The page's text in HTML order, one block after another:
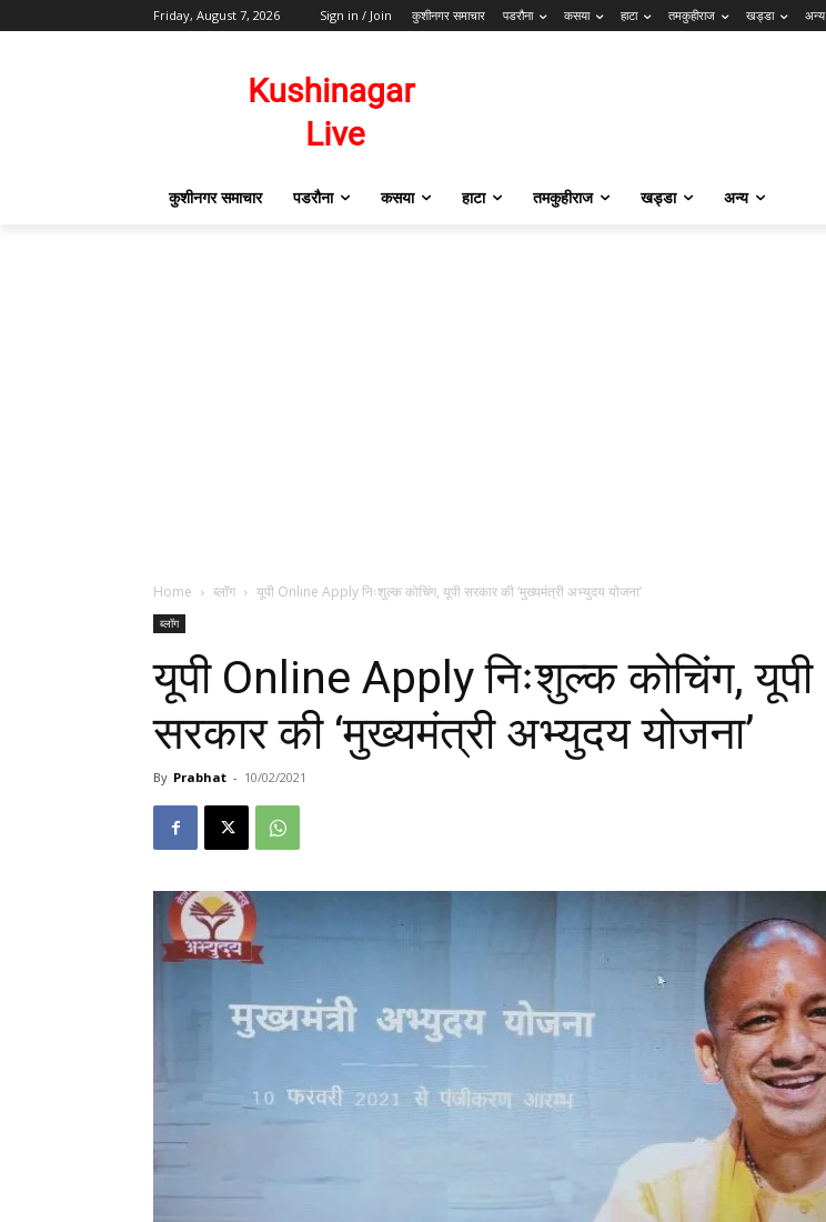
Friday, August 7, 2026 Sign in / Join कुशीनगर समाचार पडरौना कसया हाटा तमकुहीराज खड्डा अन्य
कुशीनगर समाचार पडरौना कसया हाटा तमकुहीराज खड्डा अन्य
Home ब्लॉग यूपी Online Apply निःशुल्क कोचिंग, यूपी सरकार की ‘मुख्यमंत्री अभ्युदय योजना’
ब्लॉग
यूपी Online Apply निःशुल्क कोचिंग, यूपी
सरकार की ‘मुख्यमंत्री अभ्युदय योजना’
By Prabhat - 10/02/2021